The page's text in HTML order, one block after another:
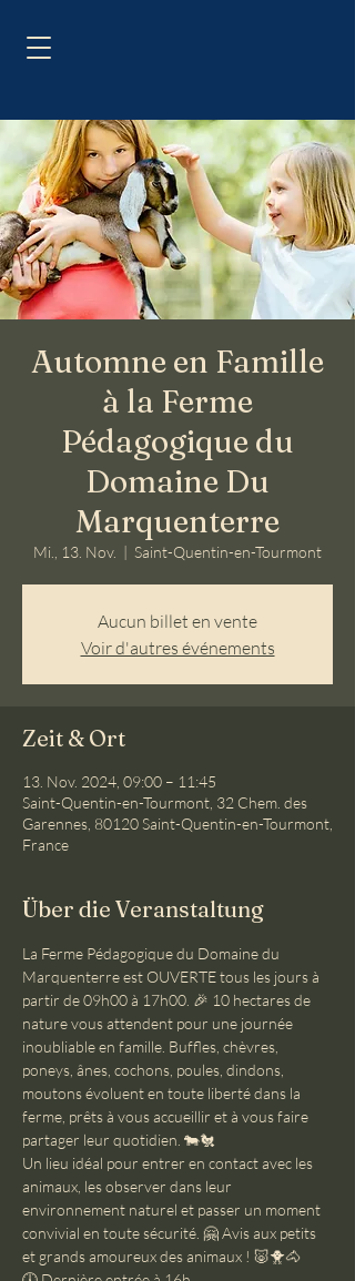
Automne en Famille
à la Ferme
Pédagogique du
Domaine Du
Marquenterre
Mi., 13. Nov.
  |
Saint-Quentin-en-Tourmont
Aucun billet en vente
Voir d'autres événements
Zeit & Ort
13. Nov. 2024, 09:00 – 11:45
Saint-Quentin-en-Tourmont, 32 Chem. des
Garennes, 80120 Saint-Quentin-en-Tourmont,
France
Über die Veranstaltung
La Ferme Pédagogique du Domaine du
Marquenterre est OUVERTE tous les jours à
partir de 09h00 à 17h00. 🎉 10 hectares de
nature vous attendent pour une journée
inoubliable en famille. Buffles, chèvres,
poneys, ânes, cochons, poules, dindons,
moutons évoluent en toute liberté dans la
ferme, prêts à vous accueillir et à vous faire
partager leur quotidien. 🐄🐔
Un lieu idéal pour entrer en contact avec les
animaux, les observer dans leur
environnement naturel et passer un moment
convivial en toute sécurité. 🤗 Avis aux petits
et grands amoureux des animaux ! 🐷🐥🐴